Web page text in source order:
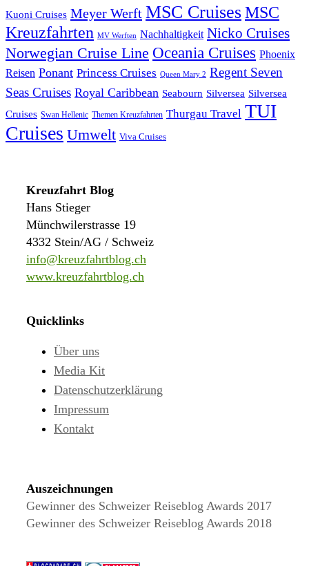
Kuoni Cruises Meyer Werft MSC CruisesMSC
Kreuzfahrten MV Werften Nachhaltigkeit Nicko Cruises
Norwegian Cruise Line Oceania Cruises Phoenix
Reisen Ponant Princess Cruises Queen Mary 2 Regent Seven
Seas Cruises Royal Caribbean Seabourn Silversea Silversea
Cruises Swan Hellenic Themen Kreuzfahrten Thurgau Travel TUI
Cruises Umwelt Viva Cruises
Kreuzfahrt Blog
Hans Stieger
Münchwilerstrasse 19
4332 Stein/AG / Schweiz
info@kreuzfahrtblog.ch
www.kreuzfahrtblog.ch
Quicklinks
Über uns
Media Kit
Datenschutzerklärung
Impressum
Kontakt
Auszeichnungen
Gewinner des Schweizer Reiseblog Awards 2017
Gewinner des Schweizer Reiseblog Awards 2018